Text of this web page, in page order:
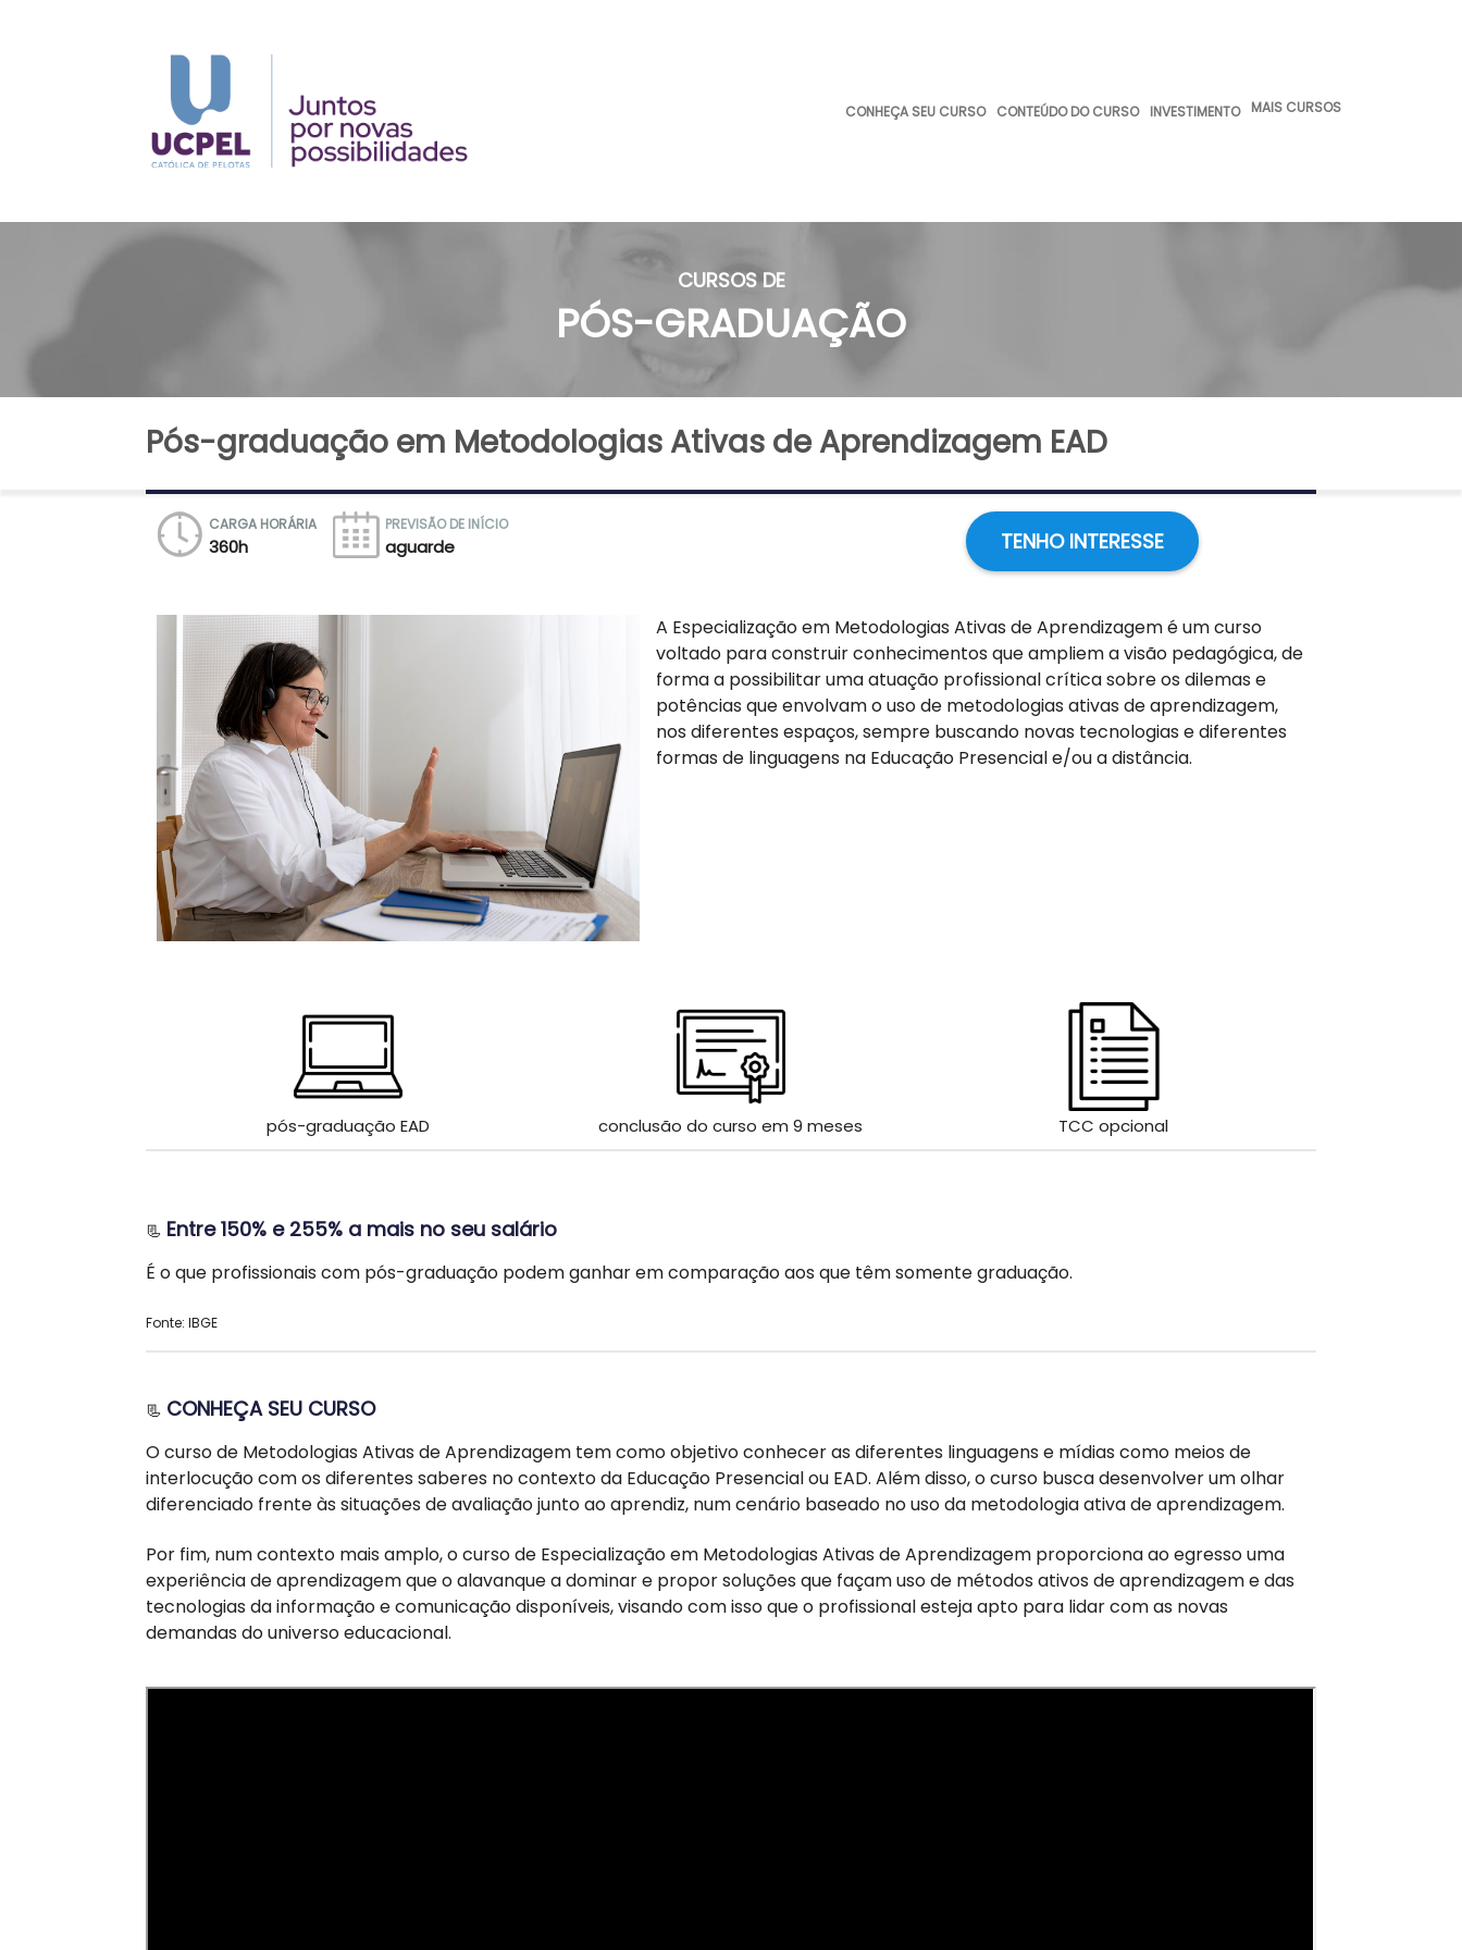
CONHEÇA SEU CURSO CONTEÚDO DO CURSO INVESTIMENTO MAIS CURSOS
CURSOS DE
PÓS-GRADUAÇÃO
Pós-graduação em Metodologias Ativas de Aprendizagem EAD
CARGA HORÁRIA
360h
PREVISÃO DE INÍCIO
aguarde TENHO INTERESSE
A Especialização em Metodologias Ativas de Aprendizagem é um curso
voltado para construir conhecimentos que ampliem a visão pedagógica, de
forma a possibilitar uma atuação profissional crítica sobre os dilemas e
potências que envolvam o uso de metodologias ativas de aprendizagem,
nos diferentes espaços, sempre buscando novas tecnologias e diferentes
formas de linguagens na Educação Presencial e/ou a distância.
pós-graduação EAD conclusão do curso em 9 meses TCC opcional
📃 Entre 150% e 255% a mais no seu salário
É o que profissionais com pós-graduação podem ganhar em comparação aos que têm somente graduação.
Fonte: IBGE
📃 CONHEÇA SEU CURSO
O curso de Metodologias Ativas de Aprendizagem tem como objetivo conhecer as diferentes linguagens e mídias como meios de
interlocução com os diferentes saberes no contexto da Educação Presencial ou EAD. Além disso, o curso busca desenvolver um olhar
diferenciado frente às situações de avaliação junto ao aprendiz, num cenário baseado no uso da metodologia ativa de aprendizagem.
Por fim, num contexto mais amplo, o curso de Especialização em Metodologias Ativas de Aprendizagem proporciona ao egresso uma
experiência de aprendizagem que o alavanque a dominar e propor soluções que façam uso de métodos ativos de aprendizagem e das
tecnologias da informação e comunicação disponíveis, visando com isso que o profissional esteja apto para lidar com as novas
demandas do universo educacional.